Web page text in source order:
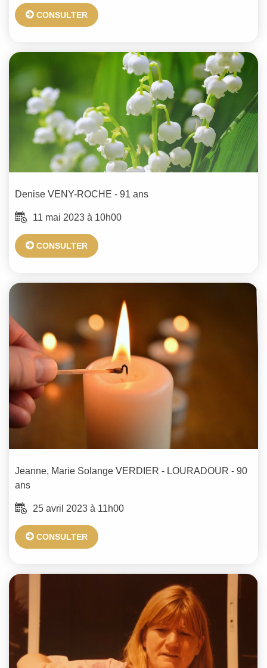
CONSULTER
Denise VENY-ROCHE - 91 ans
11 mai 2023 à 10h00
CONSULTER
Jeanne, Marie Solange VERDIER - LOURADOUR - 90
ans
25 avril 2023 à 11h00
CONSULTER